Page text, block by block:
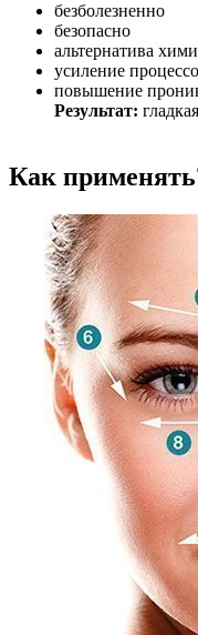
безболезненно
безопасно
альтернатива
усиление
повышение
Результат:
Как